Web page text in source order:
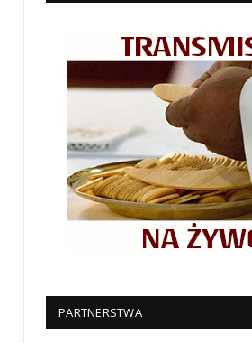
PARTNERSTWA